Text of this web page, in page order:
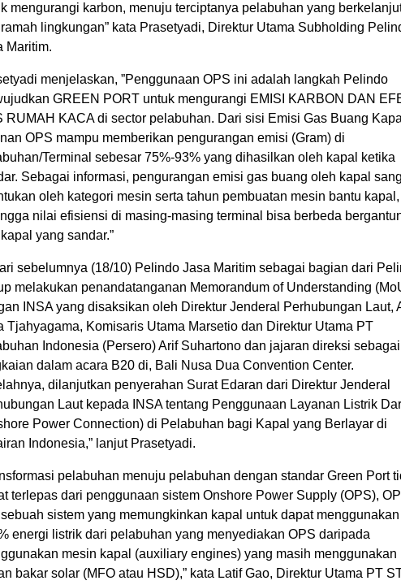
mengurangi karbon, menuju terciptanya pelabuhan yang
lingkungan” kata Prasetyadi, Direktur Utama Subholding
Maritim.
menjelaskan, ”Penggunaan OPS ini adalah langkah Pelindo
GREEN PORT untuk mengurangi EMISI KARBON DAN
RUMAH KACA di sector pelabuhan. Dari sisi Emisi Gas Buang
OPS mampu memberikan pengurangan emisi (Gram) di
Terminal sebesar 75%-93% yang dihasilkan oleh kapal ketika
Sebagai informasi, pengurangan emisi gas buang oleh kapal
oleh kategori mesin serta tahun pembuatan mesin bantu kapal,
nilai efisiensi di masing-masing terminal bisa berbeda
yang sandar.”
sebelumnya (18/10) Pelindo Jasa Maritim sebagai bagian dari
melakukan penandatanganan Memorandum of Understanding
INSA yang disaksikan oleh Direktur Jenderal Perhubungan Laut,
Tjahyagama, Komisaris Utama Marsetio dan Direktur Utama PT
Indonesia (Persero) Arif Suhartono dan jajaran direksi sebagai
dalam acara B20 di, Bali Nusa Dua Convention Center.
dilanjutkan penyerahan Surat Edaran dari Direktur Jenderal
Laut kepada INSA tentang Penggunaan Layanan Listrik
Power Connection) di Pelabuhan bagi Kapal yang Berlayar di
Indonesia,” lanjut Prasetyadi.
pelabuhan menuju pelabuhan dengan standar Green Port
terlepas dari penggunaan sistem Onshore Power Supply (OPS),
sistem yang memungkinkan kapal untuk dapat menggunakan
energi listrik dari pelabuhan yang menyediakan OPS daripada
mesin kapal (auxiliary engines) yang masih menggunakan
bakar solar (MFO atau HSD),” kata Latif Gao, Direktur Utama PT